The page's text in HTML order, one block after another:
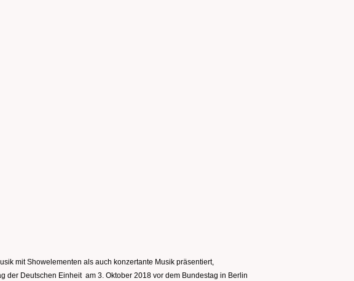
mit Showelementen als auch konzertante Musik präsentiert,
der Deutschen Einheit am 3. Oktober 2018 vor dem Bundestag in Berlin